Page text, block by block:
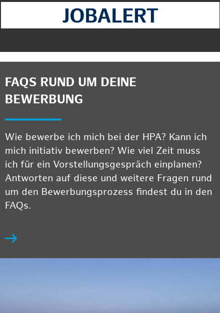
FAQS RUND UM DEINE
BEWERBUNG
Wie bewerbe ich mich bei der HPA? Kann ich
mich initiativ bewerben? Wie viel Zeit muss
ich für ein Vorstellungsgespräch einplanen?
Antworten auf diese und weitere Fragen rund
um den Bewerbungsprozess findest du in den
FAQs.